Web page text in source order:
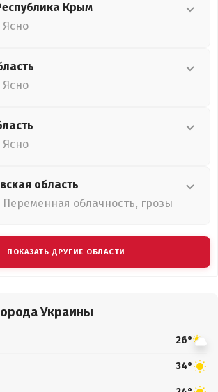
Крым
Ясно
Ясно
Ясно
область
Переменная облачность, грозы
ПОКАЗАТЬ ДРУГИЕ ОБЛАСТИ
Украины
26°
34°